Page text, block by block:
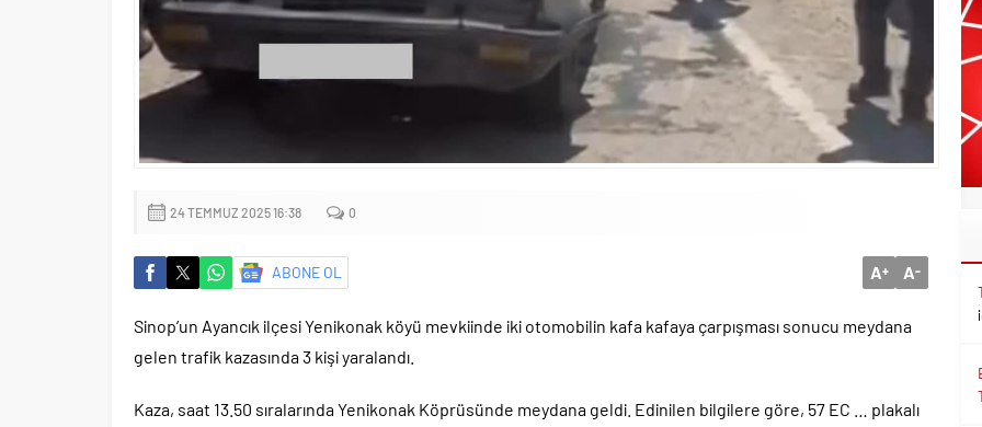
24 TEMMUZ 2025 16:38 0
ABONE OL A+ A-
Sinop’un Ayancık ilçesi Yenikonak köyü mevkiinde iki otomobilin kafa kafaya çarpışması sonucu meydana
gelen trafik kazasında 3 kişi yaralandı.
Kaza, saat 13.50 sıralarında Yenikonak Köprüsünde meydana geldi. Edinilen bilgilere göre, 57 EC … plakalı